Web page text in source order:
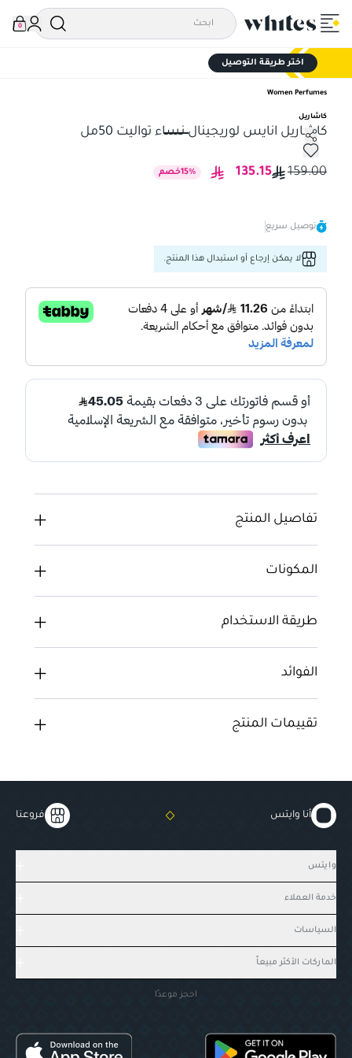
0
اختر طريقة التوصيل
Women Perfumes
كاشاريل
كاشاريل انايس لوريجينال نساء تواليت 50مل
كاشاريل انايس لوريجينال نساء تواليت 50مل
159.00
135.15
15% خصم
توصيل سريع
لا يمكن إرجاع أو استبدال هذا المنتج.
تفاصيل المنتج
المكونات
طريقة الاستخدام
الفوائد
تقييمات المنتج
أنا وايتس فروعنا
وايتس
خدمة العملاء
السياسات
الماركات الأكثر مبيعاً
احجز موعدًا